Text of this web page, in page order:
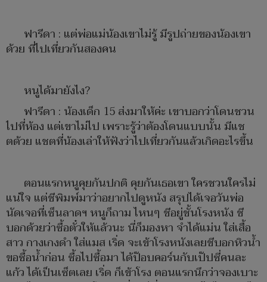
ฟารีดา : แต่พ่อแม่น้องเขาไม่รู้ มีรูปถ่ายของน้องเขา
ด้วย ที่ไปเที่ยวกันสองคน
หนูได้มายังไง?
ฟารีดา : น้องเด็ก 15 ส่งมาให้ค่ะ เขาบอกว่าโดนชวน
ไปที่ห้อง แต่เขาไม่ไป เพราะรู้ว่าต้องโดนแบบนั้น มีแช
ตด้วย แชตที่น้องเล่าให้ฟังว่าไปเที่ยวกันแล้วเกิดอะไรขึ้น
ตอนแรกหนูคุยกันปกติ คุยกันเธอเขา ใครชวนใครไม่
แน่ใจ แต่ชีพิมพ์มาว่าอยากไปดูหนัง สรุปได้เจอวันพ่อ
นัดเจอที่เซ็นลาดฯ หนูก็ถาม ไหนๆ ชีอยู่ชั้นโรงหนัง ชี
บอกด้วยว่าซื้อตั๋วให้แล้วนะ นี่ก็มองหา จำได้แม่น ใส่เสื้อ
สาว กางเกงดำ ใส่แมส เริ่ด จะเข้าโรงหนังเลยชีบอกหิวน้ำ
ขอซื้อน้ำก่อน ซื้อไปซื้อมา ได้ป๊อบคอร์นกับเป๊ปซี่คนละ
แก้ว ได้เป็นเซ็ตเลย เริ่ด ก็เข้าโรง ตอนแรกนึกว่าจองเบาะ